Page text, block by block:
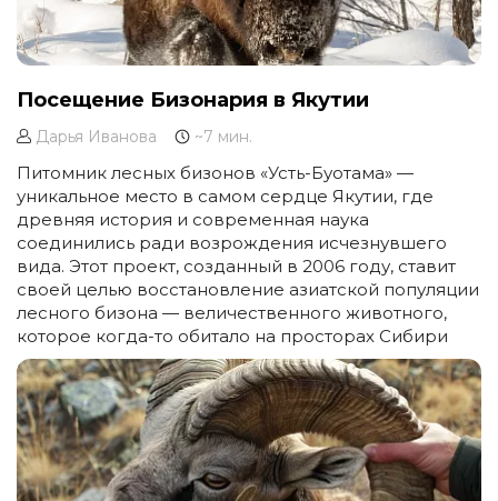
Посещение Бизонария в Якутии
Дарья Иванова ~7 мин.
Питомник лесных бизонов «Усть-Буотама» —
уникальное место в самом сердце Якутии, где
древняя история и современная наука
соединились ради возрождения исчезнувшего
вида. Этот проект, созданный в 2006 году, ставит
своей целью восстановление азиатской популяции
лесного бизона — величественного животного,
которое когда-то обитало на просторах Сибири